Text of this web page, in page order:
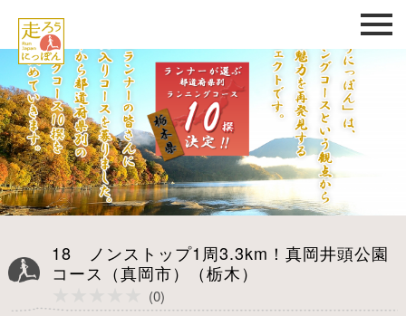
18 ノンストップ1周3.3km！真岡井頭公園
コース（真岡市）（栃木）
(0)